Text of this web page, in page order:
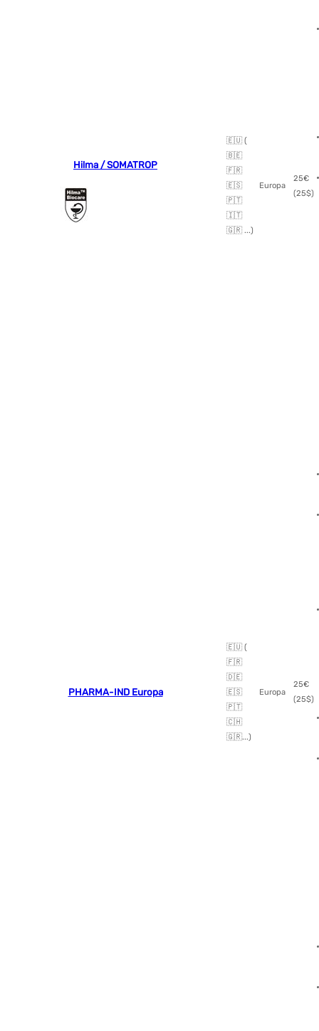
Hilma / SOMATROP
🇪🇺 (
🇧🇪
🇫🇷
🇪🇸
🇵🇹
🇮🇹
🇬🇷 ...)
Europa
25€
(25$)
PHARMA-IND Europa
🇪🇺 (
🇫🇷
🇩🇪
🇪🇸
🇵🇹
🇨🇭
🇬🇷...)
Europa
25€
(25$)